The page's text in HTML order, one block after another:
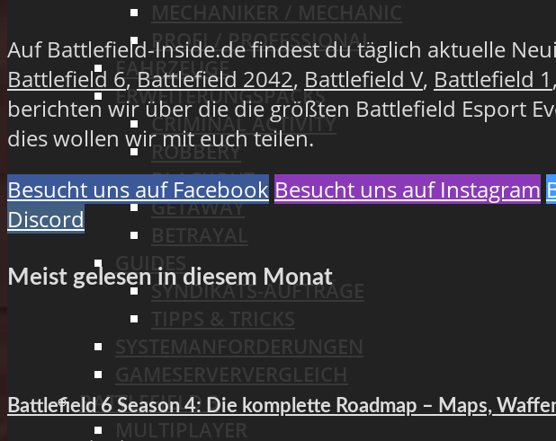
PROFI / PROFESSIONAL
FAHRZEUGE
ERWEITERUNGSPACKS
CRIMINAL ACTIVITY
ROBBERY
BLACKOUT
GETAWAY
GUIDES
SYNDIKATS-AUFTRÄGE
BATTLEFIELD 3
Auf Battlefield-Inside.de findest du täglich aktuelle
Battlefield 6, Battlefield 2042, Battlefield V, Battlefield 1,
berichten wir über die die größten Battlefield Esport
dies wollen wir mit euch teilen.
Besucht uns auf Facebook Besucht uns auf Instagram
Discord
Meist gelesen in diesem Monat
Battlefield 6 Season 4: Die komplette Roadmap – Maps,